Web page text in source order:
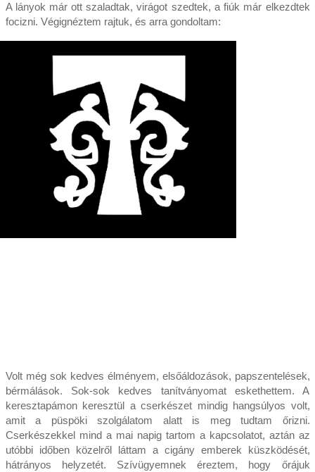
A lányok már ott szaladtak, virágot szedtek, a fiúk már elkezdtek
focizni. Végignéztem rajtuk, és arra gondoltam:
Volt még sok kedves élményem, elsőáldozások, papszentelések,
bérmálások. Sok-sok kedves tanítványomat eskethettem. A
keresztapámon keresztül a cserkészet mindig hangsúlyos volt,
amit a püspöki szolgálatom alatt is meg tudtam őrizni.
Cserkészekkel mind a mai napig tartom a kapcsolatot, aztán az
utóbbi időben közelről láttam a cigány emberek küszködését,
hátrányos helyzetét. Szívügyemnek éreztem, hogy őrájuk